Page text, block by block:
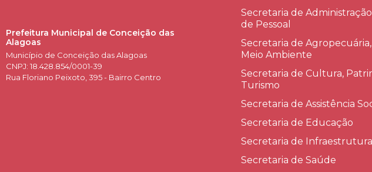
Prefeitura Municipal de Conceição das
Alagoas
Município de Conceição das Alagoas
CNPJ: 18.428.854/0001-39
Rua Floriano Peixoto, 395 - Bairro Centro
Secretaria de
de Pessoal
Secretaria de
Meio Ambiente
Secretaria de Cultura,
Turismo
Secretaria de Assistência
Secretaria de Educação
Secretaria de
Secretaria de Saúde